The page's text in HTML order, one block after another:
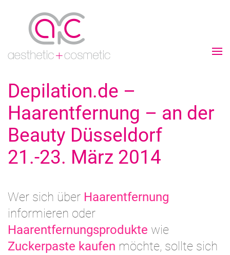
Depilation.de –
Haarentfernung – an der
Beauty Düsseldorf
21.-23. März 2014
Wer sich über Haarentfernung
informieren oder
Haarentfernungsprodukte wie
Zuckerpaste kaufen möchte, sollte sich